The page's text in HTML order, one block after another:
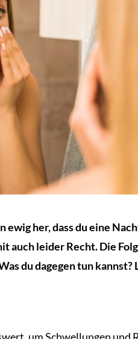
ewig her, dass du eine
auch leider Recht. Die
du dagegen tun kannst?